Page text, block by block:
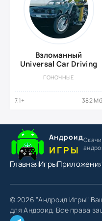
Взломанный
Universal Car Driving
ГОНОЧНЫЕ
7.1+ 382 Мб
Андроид
ИГРЫ
ГлавнаяИгры
© 2026 "Андроид Игры"
для Андроид. Все права